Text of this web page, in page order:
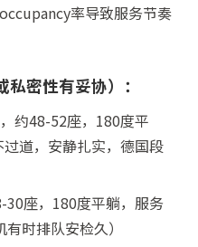
率导致服务节奏
密性有妥协）：
约48-52座，180度平
道，安静扎实，德国段
座，180度平躺，服务
时排队安检久）